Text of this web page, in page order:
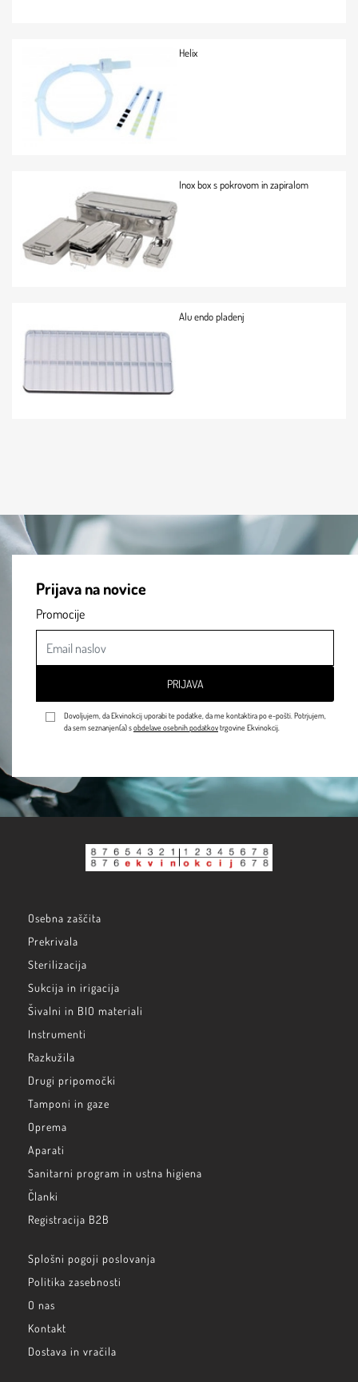
Helix
Inox box s pokrovom in zapiralom
Alu endo pladenj
Prijava na novice
Promocije
PRIJAVA
Dovoljujem, da Ekvinokcij uporabi te podatke, da me kontaktira po e-pošti. Potrjujem,
da sem seznanjen(a) sobdelave osebnih podatkovtrgovine Ekvinokcij.
Osebna zaščita
Prekrivala
Sterilizacija
Sukcija in irigacija
Šivalni in BIO materiali
Instrumenti
Razkužila
Drugi pripomočki
Tamponi in gaze
Oprema
Aparati
Sanitarni program in ustna higiena
Članki
Registracija B2B
Splošni pogoji poslovanja
Politika zasebnosti
O nas
Kontakt
Dostava in vračila